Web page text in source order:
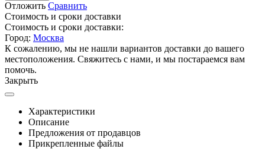
Отложить Сравнить
Стоимость и сроки доставки
Стоимость и сроки доставки:
Город: Москва
К сожалению, мы не нашли вариантов доставки до вашего
местоположения. Свяжитесь с нами, и мы постараемся вам
помочь.
Закрыть
Характеристики
Описание
Предложения от продавцов
Прикрепленные файлы